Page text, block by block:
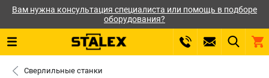
Вам нужна консультация специалиста или помощь в подборе
оборудования?
0 ₽
Сверлильные станки